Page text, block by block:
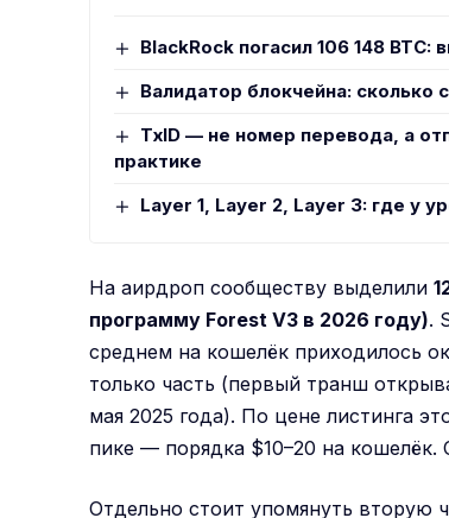
BlackRock погасил 106 148
Валидатор блокчейна: сколько
TxID — не номер перевода, а
практике
Layer 1, Layer 2, Layer 3: где у
На аирдроп сообществу выделили
программу Forest V3 в 2026 году).
среднем на кошелёк приходилось
только часть (первый транш
мая 2025 года). По цене листинга
пике — порядка $10–20 на
Отдельно стоит упомянуть вторую